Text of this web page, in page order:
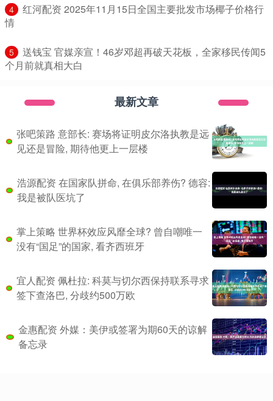
4
​红河配资 2025年11月15日全国主要批发市场椰子价格行
情
5
​送钱宝 官媒亲宣！46岁邓超再破天花板，全家移民传闻5
个月前就真相大白
最新文章
张吧策路 意部长: 赛场将证明皮尔洛执教是远
见还是冒险, 期待他更上一层楼
浩源配资 在国家队拼命, 在俱乐部养伤? 德容:
我是被队医坑了
掌上策略 世界杯效应风靡全球? 曾自嘲唯一
没有“国足”的国家, 看齐西班牙
宜人配资 佩杜拉: 科莫与切尔西保持联系寻求
签下查洛巴, 分歧约500万欧
金惠配资 外媒：美伊或签署为期60天的谅解
备忘录